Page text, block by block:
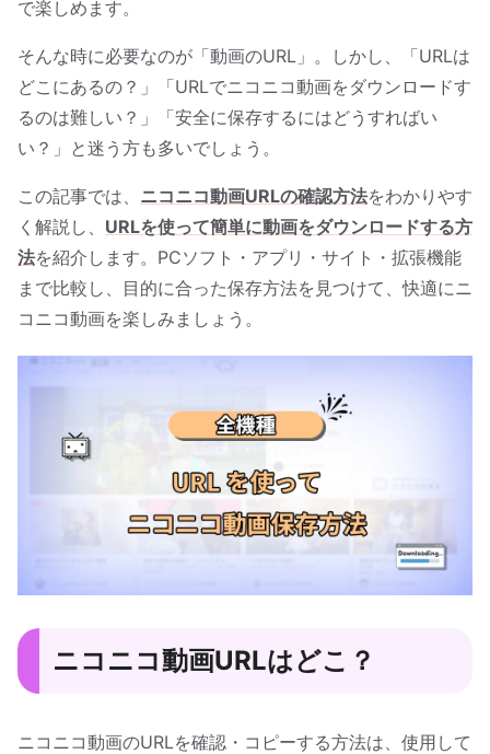
で楽しめます。
そんな時に必要なのが「動画のURL」。しかし、「URLは
どこにあるの？」「URLでニコニコ動画をダウンロードす
るのは難しい？」「安全に保存するにはどうすればい
い？」と迷う方も多いでしょう。
この記事では、 ニコニコ動画URLの確認方法をわかりやす
く解説し、 URLを使って簡単に動画をダウンロードする方
法を紹介します。PCソフト・アプリ・サイト・拡張機能
まで比較し、目的に合った保存方法を見つけて、快適にニ
コニコ動画を楽しみましょう。
ニコニコ動画URLはどこ？
ニコニコ動画のURLを確認・コピーする方法は、使用して